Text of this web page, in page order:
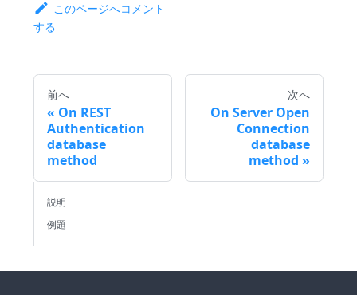
このページへコメント
する
前へ
On REST
Authentication
database
method
次へ
On Server Open
Connection
database
method
説明
例題